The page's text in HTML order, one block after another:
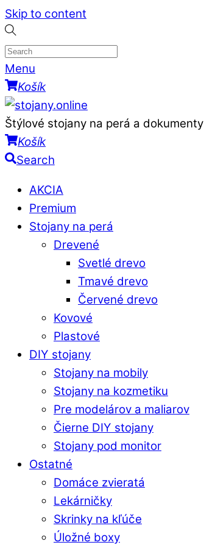
Skip to content
Menu
Košík
Štýlové stojany na perá a dokumenty
Košík
Search
AKCIA
Premium
Stojany na perá
Drevené
Svetlé drevo
Tmavé drevo
Červené drevo
Kovové
Plastové
DIY stojany
Stojany na mobily
Stojany na kozmetiku
Pre modelárov a maliarov
Čierne DIY stojany
Stojany pod monitor
Ostatné
Domáce zvieratá
Lekárničky
Skrinky na kľúče
Úložné boxy